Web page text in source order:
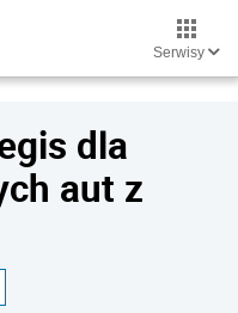
Serwisy
dla
aut z